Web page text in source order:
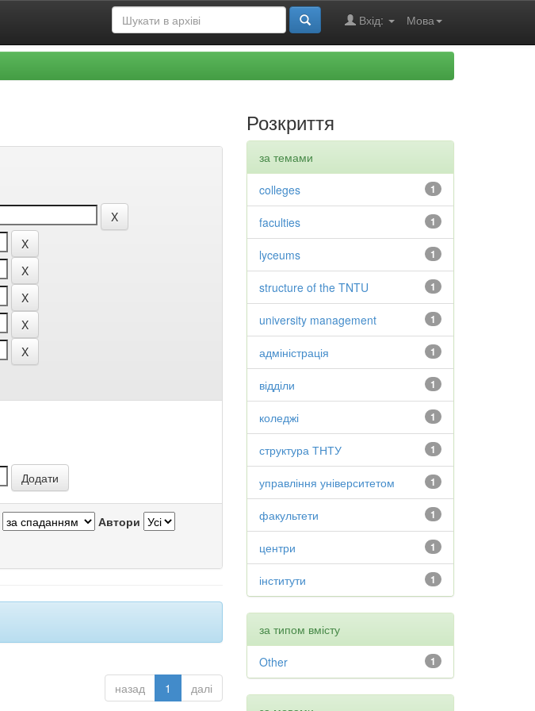
Мова
Вхід:
Автори
назад 1 далі
Розкриття
за темами
1
colleges
1
faculties
1
lyceums
1
structure of the TNTU
1
university management
1
адміністрація
1
відділи
1
коледжі
1
структура ТНТУ
1
управління університетом
1
факультети
1
центри
1
інститути
за типом вмісту
1
Other